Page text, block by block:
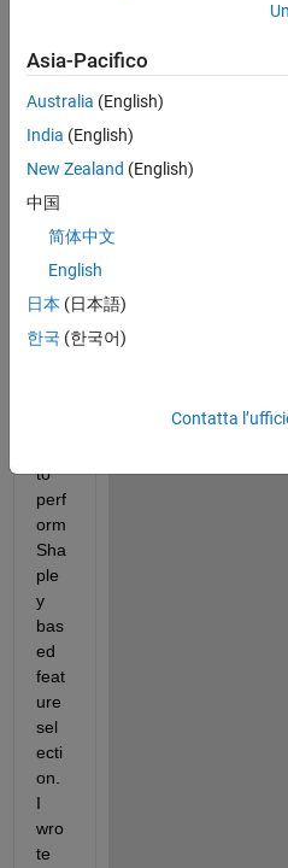
Test.bmp
Seeds.txt
Hell
eve
ne,
to
perf
orm
Sha
ple
y
bas
ed
feat
ure
sel
ecti
on.
I
wro
te
Asia-Pacifico
Australia (English)
India (English)
New Zealand (English)
中国
简体中文
English
日本 (日本語)
한국 (한국어)
Contatta